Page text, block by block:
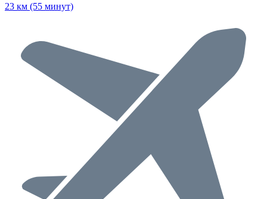
23 км (55 минут)